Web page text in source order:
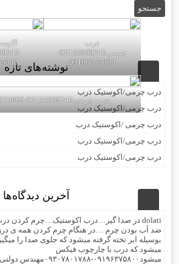
درب
چرمی02155969245-
09196375800
درب چرمی02155969245-09196375800
نوشته‌های تازه
درب چرمی/اکوستیک درب
درب چرمی/اکوستیک درب
درب چرمی /اکوستیک درب
درب چرمی/اکوستیک درب
درب چرمی/اکوستیک درب
آخرین دیدگاه‌ها
dolati در صدا گیر…درب اکوستیک…چرم کردن
ضد آب بودن چرم …در هنگام چرم کردن همه ی
بوسیله ابر تخته گرفته میشود که جلوی صدا را
میشود که درب با چارچوب فیکس
میشود۰۹۱۹۶۳۷۵۸۰۰-۰۹۳۰۷۸۰۱۷۸۸مهندس دولتی